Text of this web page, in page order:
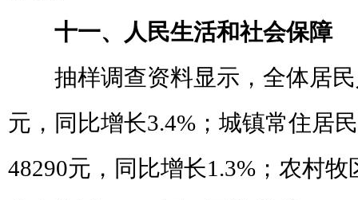
十一、人民生活和社会保障
抽样调查资料显示，全体居
元，同比增长3.4% ；城镇常住居
48290元，同比增长1.3% ；农村